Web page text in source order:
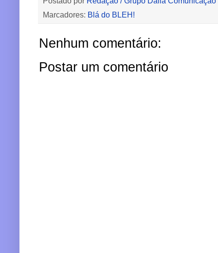
Marcadores: Blá do BLEH!
Nenhum comentário:
Postar um comentário